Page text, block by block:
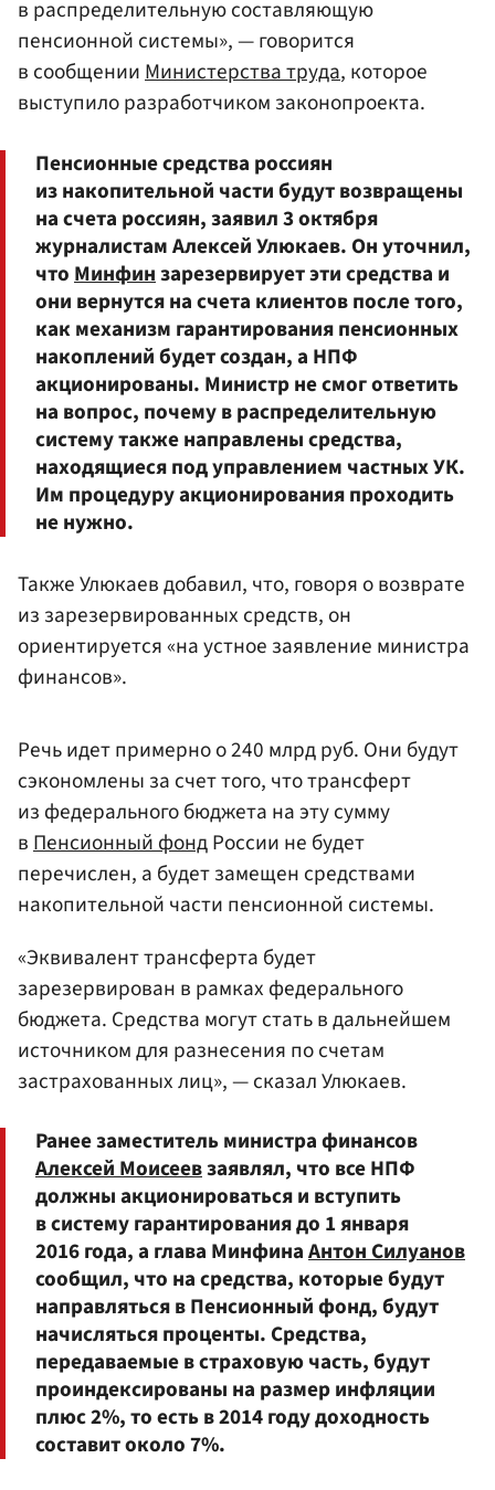
в распределительную составляющую
пенсионной системы», — говорится
в сообщенииМинистерства труда, которое
выступило разработчиком законопроекта.
Пенсионные средства россиян
из накопительной части будут возвращены
на счета россиян, заявил 3 октября
журналистам Алексей Улюкаев. Он уточнил,
чтоМинфинзарезервирует эти средства и
они вернутся на счета клиентов после того,
как механизм гарантирования пенсионных
накоплений будет создан, а НПФ
акционированы. Министр не смог ответить
на вопрос, почему в распределительную
систему также направлены средства,
находящиеся под управлением частных УК.
Им процедуру акционирования проходить
не нужно.
Также Улюкаев добавил, что, говоря о возврате
из зарезервированных средств, он
ориентируется «на устное заявление министра
финансов».
Речь идет примерно о 240 млрд руб. Они будут
сэкономлены за счет того, что трансферт
из федерального бюджета на эту сумму
вПенсионный фондРоссии не будет
перечислен, а будет замещен средствами
накопительной части пенсионной системы.
«Эквивалент трансферта будет
зарезервирован в рамках федерального
бюджета. Средства могут стать в дальнейшем
источником для разнесения по счетам
застрахованных лиц», — сказал Улюкаев.
Ранее заместитель министра финансов
Алексей Моисеевзаявлял, что все НПФ
должны акционироваться и вступить
в систему гарантирования до 1 января
2016 года, а глава МинфинаАнтон Силуанов
сообщил, что на средства, которые будут
направляться в Пенсионный фонд, будут
начисляться проценты. Средства,
передаваемые в страховую часть, будут
проиндексированы на размер инфляции
плюс 2%, то есть в 2014 году доходность
составит около 7%.